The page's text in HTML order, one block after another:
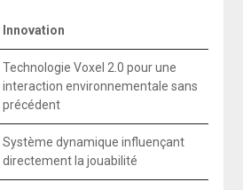
Innovation
Technologie Voxel 2.0 pour une
interaction environnementale sans
précédent
Système dynamique influençant
directement la jouabilité